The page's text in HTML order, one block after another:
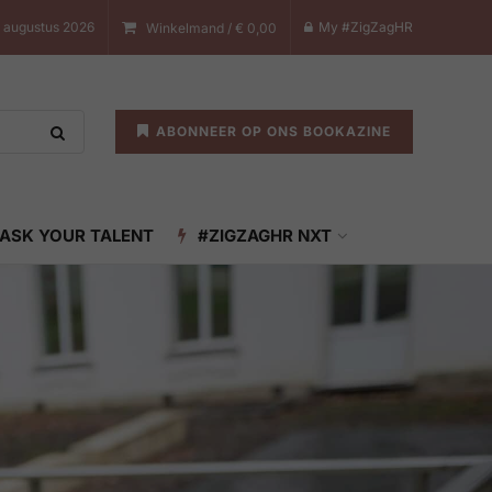
2026 Winkelmand / € 0,00 My #ZigZagHR
ABONNEER OP ONS BOOKAZINE
YOUR TALENT #ZIGZAGHR NXT